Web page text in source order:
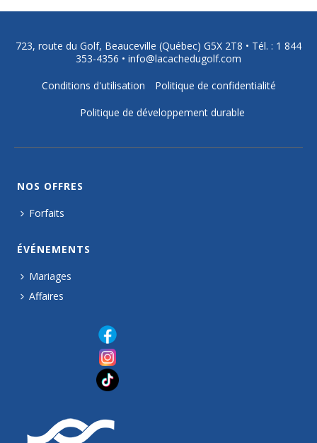
723, route du Golf, Beauceville (Québec) G5X 2T8 • Tél. : 1 844
353-4356 • info@lacachedugolf.com
Conditions d'utilisation
Politique de confidentialité
Politique de développement durable
NOS OFFRES
Forfaits
ÉVÉNEMENTS
Mariages
Affaires